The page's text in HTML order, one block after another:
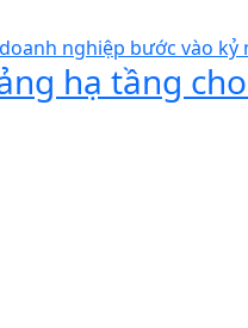
hạ tầng